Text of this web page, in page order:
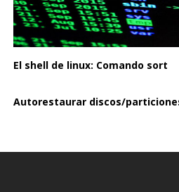
El shell de linux: Comando sort
Autorestaurar discos/